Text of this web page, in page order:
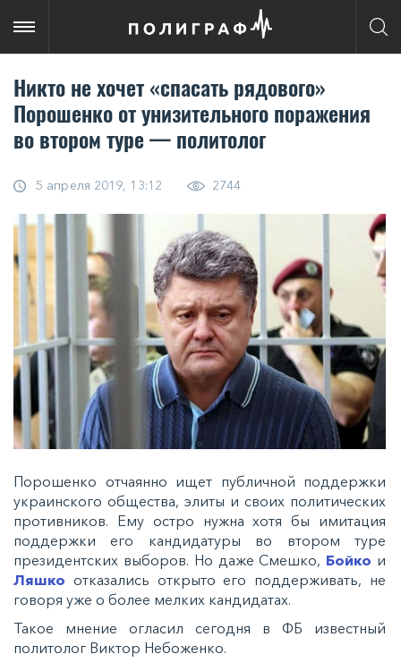
Никто не хочет «спасать рядового»
Порошенко от унизительного поражения
во втором туре — политолог
5 апреля 2019, 13:12 2744
Порошенко отчаянно ищет публичной поддержки
украинского общества, элиты и своих политических
противников. Ему остро нужна хотя бы имитация
поддержки его кандидатуры во втором туре
президентских выборов. Но даже Смешко, Бойко и
Ляшко отказались открыто его поддерживать, не
говоря уже о более мелких кандидатах.
Такое мнение огласил сегодня в ФБ известный
политолог Виктор Небоженко.